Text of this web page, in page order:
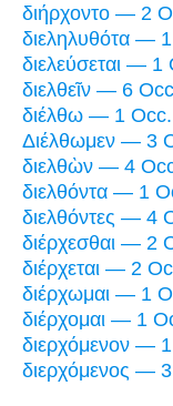
διήρχοντο — 2
διεληλυθότα —
διελεύσεται — 1
διελθεῖν — 6
διέλθω — 1 Occ.
Διέλθωμεν — 3
διελθὼν — 4
διελθόντα — 1
διελθόντες — 4
διέρχεσθαι — 2
διέρχεται — 2
διέρχωμαι — 1
διέρχομαι — 1
διερχόμενον —
διερχόμενος —